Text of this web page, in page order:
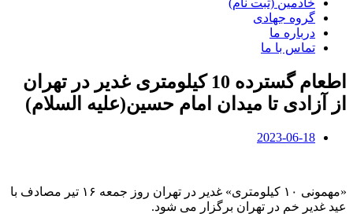
خادمین (ثبت نام)
گروه جهادی
درباره ما
تماس با ما
اطعام گسترده 10 کیلومتری غدیر در تهران
از آزادی تا میدان امام حسین(علیه السلام)
2023-06-18
«مهمونی ۱۰ کیلومتری» غدیر در تهران روز جمعه ۱۶ تیر مصادف با
عید غدیر خم در تهران برگزار می شود.